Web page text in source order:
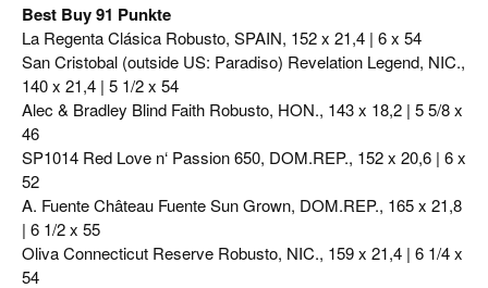
Best Buy 91 Punkte
La Regenta Clásica Robusto, SPAIN, 152 x 21,4 | 6 x 54
San Cristobal (outside US: Paradiso) Revelation Legend, NIC.,
140 x 21,4 | 5 1/2 x 54
Alec & Bradley Blind Faith Robusto, HON., 143 x 18,2 | 5 5/8 x
46
SP1014 Red Love n‘ Passion 650, DOM.REP., 152 x 20,6 | 6 x
52
A. Fuente Château Fuente Sun Grown, DOM.REP., 165 x 21,8
| 6 1/2 x 55
Oliva Connecticut Reserve Robusto, NIC., 159 x 21,4 | 6 1/4 x
54